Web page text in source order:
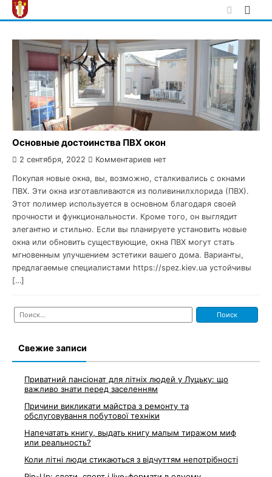
Skip
to
Основные достоинства ПВХ окон
2 сентября, 2022 Комментариев нет
Покупая новые окна, вы, возможно, сталкивались с окнами
ПВХ. Эти окна изготавливаются из поливинилхлорида (ПВХ).
Этот полимер используется в основном благодаря своей
прочности и функциональности. Кроме того, он выглядит
элегантно и стильно. Если вы планируете установить новые
окна или обновить существующие, окна ПВХ могут стать
мгновенным улучшением эстетики вашего дома. Варианты,
предлагаемые специалистами https://spez.kiev.ua устойчивы
[…]
Найти:
Свежие записи
Приватний пансіонат для літніх людей у Луцьку: що
важливо знати перед заселенням
Причини викликати майстра з ремонту та
обслуговування побутової техніки
Напечатать книгу, выдать книгу малым тиражом миф
или реальность?
Коли літні люди стикаються з відчуттям непотрібності